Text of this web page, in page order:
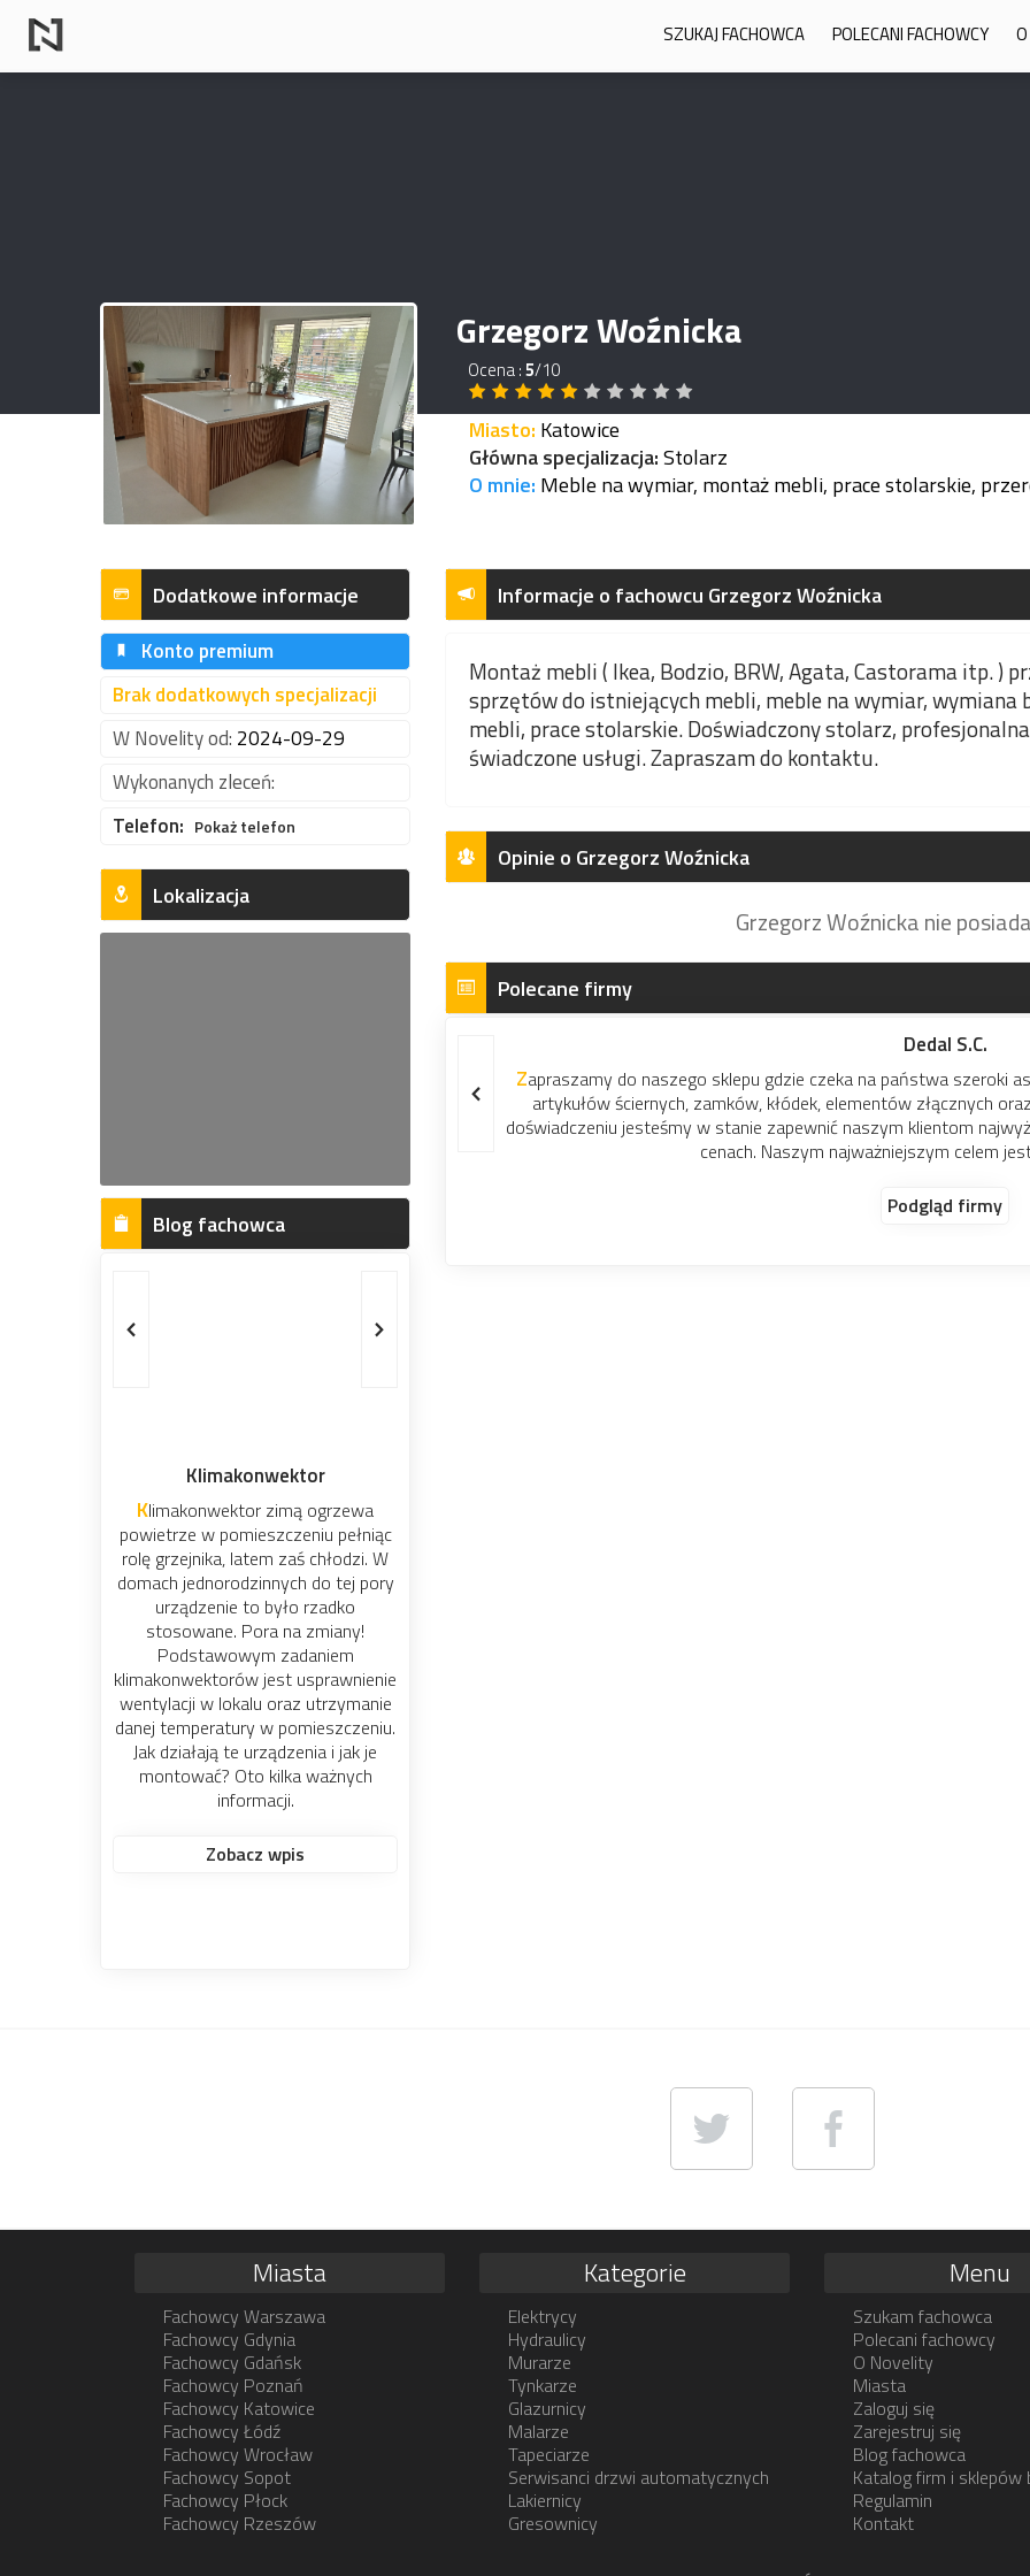
SZUKAJ FACHOWCA POLECANI FACHOWCY
Grzegorz Woźnicka
Ocena :5/10
Miasto: Katowice
Główna specjalizacja:Stolarz
O mnie: Meble na wymiar, montaż mebli, prace stolarskie,
Dodatkowe informacje
Konto premium
Brak dodatkowych specjalizacji
W Novelity od: 2024-09-29
Wykonanych zleceń:
Telefon: Pokaż telefon
Lokalizacja
Blog fachowca
Klimakonwektor
powietrze w pomieszczeniu pełniąc
rolę grzejnika, latem zaś chłodzi. W
domach jednorodzinnych do tej pory
urządzenie to było rzadko
stosowane. Pora na zmiany!
Podstawowym zadaniem
klimakonwektorów jest usprawnienie
wentylacji w lokalu oraz utrzymanie
danej temperatury w pomieszczeniu.
Jak działają te urządzenia i jak je
montować? Oto kilka ważnych
Zobacz wpis
Przy budowie (remoncie) domu
wykonuje się co najmniej kilkaset
zamocowań elementów
konstrukcyjnych, instalacji i
wyposażenia. W sklepach
budowlanych znajdziemy wiele
rodzajów zamocowań, wśród nich
kołki, wkręty, śruby czy kotwy,
wykonanych z różnych materiałów.
Łączniki mają różne kształty,
wielkości i zastosowania. Dobrze
dobrane zamocowania zapewniają
Informacje o fachowcu Grzegorz Woźnicka
Montaż mebli ( Ikea, Bodzio, BRW, Agata, Castorama itp. )
sprzętów do istniejących mebli, meble na wymiar,
mebli, prace stolarskie. Doświadczony stolarz,
świadczone usługi. Zapraszam do kontaktu.
Opinie o Grzegorz Woźnicka
Grzegorz Woźnicka nie
Polecane firmy
artykułów ściernych, zamków, kłódek, elementów złącznych oraz narzędzia specjalistyczne. Dzięki
doświadczeniu jesteśmy w stanie zapewnić naszym klientom najwyższej jakości produkty przy
cenach. Naszym najważniejszym celem jest zadowolenie klienta.
Miasta
Fachowcy Warszawa
Fachowcy Gdynia
Fachowcy Gdańsk
Fachowcy Poznań
Fachowcy Katowice
Fachowcy Łódź
Fachowcy Wrocław
Fachowcy Sopot
Fachowcy Płock
Fachowcy Rzeszów
Kategorie
Elektrycy
Hydraulicy
Murarze
Tynkarze
Glazurnicy
Malarze
Tapeciarze
Serwisanci drzwi automatycznych
Lakiernicy
Gresownicy
Menu
Szukam fachowca
Polecani fachowcy
O Novelity
Miasta
Zaloguj się
Zarejestruj się
Blog fachowca
Katalog firm i sklepów
Regulamin
Kontakt